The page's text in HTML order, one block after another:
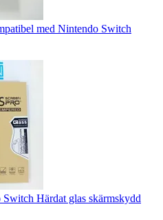
med Nintendo Switch
Härdat glas skärmskydd